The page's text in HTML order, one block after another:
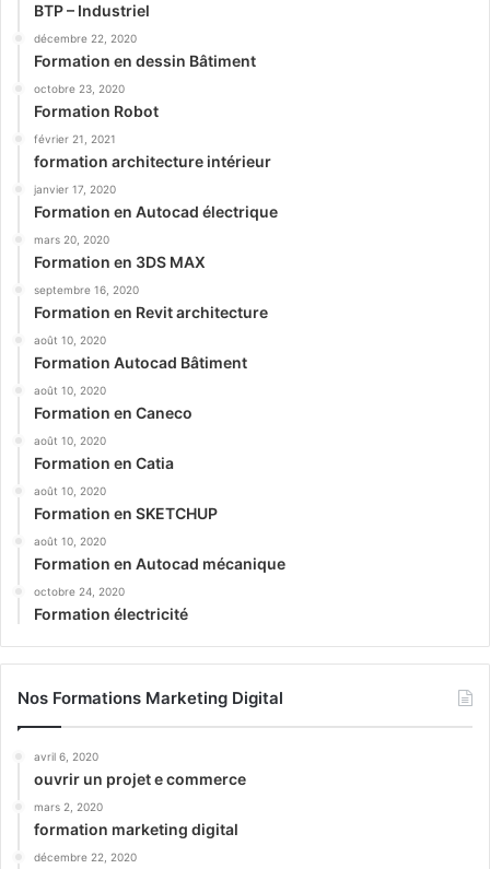
BTP – Industriel
décembre 22, 2020
Formation en dessin Bâtiment
octobre 23, 2020
Formation Robot
février 21, 2021
formation architecture intérieur
janvier 17, 2020
Formation en Autocad électrique
mars 20, 2020
Formation en 3DS MAX
septembre 16, 2020
Formation en Revit architecture
août 10, 2020
Formation Autocad Bâtiment
août 10, 2020
Formation en Caneco
août 10, 2020
Formation en Catia
août 10, 2020
Formation en SKETCHUP
août 10, 2020
Formation en Autocad mécanique
octobre 24, 2020
Formation électricité
Nos Formations Marketing Digital
avril 6, 2020
ouvrir un projet e commerce
mars 2, 2020
formation marketing digital
décembre 22, 2020